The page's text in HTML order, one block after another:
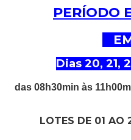
PERÍODO
Dias 20, 21,
das 08h30min às
LOTES DE 01 AO